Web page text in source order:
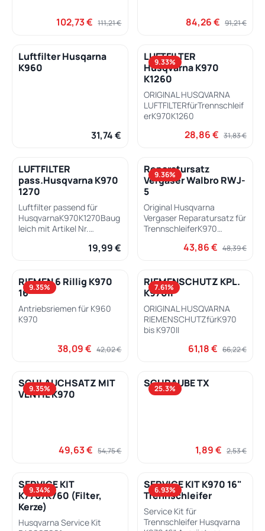
Verkaufspreis:
102,73 € Regulärer Preis:
111,21 € Verkaufspreis:
84,26 € Regulärer
91,21 €
Luftfilter Husqarna
K960
Regulärer Preis:
31,74 €
9.33%
LUFTFILTER
Husqvarna K970
K1260
ORIGINAL HUSQVARNA
LUFTFILTERfürTrennschleif
erK970K1260
Verkaufspreis:
28,86 € Regulärer
31,83 €
LUFTFILTER
pass.Husqvarna K970
1270
Luftfilter passend für
HusqvarnaK970K1270Baug
leich mit Artikel Nr.
Regulärer Preis:
19,99 €
9.36%
Reparatursatz
Vergaser Walbro RWJ-
5
Original Husqvarna
Vergaser Reparatursatz für
TrennschleiferK970
Vergaser RWJ-7 RWJ-5
Verkaufspreis:
43,86 € Regulärer
48,39 €
9.35%
RIEMEN 6 Rillig K970
16"
Antriebsriemen für K960
K970
Verkaufspreis:
38,09 € Regulärer Preis:
42,02 €
7.61%
RIEMENSCHUTZ KPL.
K970II
ORIGINAL HUSQVARNA
RIEMENSCHUTZfürK970
bis K970II
Verkaufspreis:
61,18 € Regulärer
66,22 €
9.35%
SCHLAUCHSATZ MIT
VENTIL K970
Verkaufspreis:
49,63 € Regulärer Preis:
54,75 €
25.3%
SCHRAUBE TX
Verkaufspreis:
1,89 € Regulärer
2,53 €
9.34%
SERVICE KIT
K770/K760 (Filter,
Kerze)
Husqvarna Service Kit
6.93%
SERVICE KIT K970 16"
Trennschleifer
Service Kit für
Trennschleifer Husqvarna